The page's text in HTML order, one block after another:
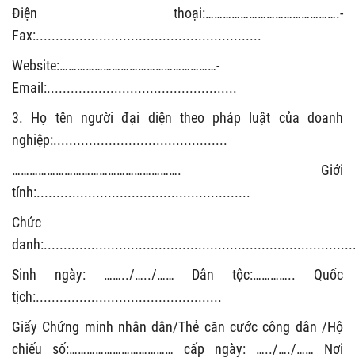
Điện thoại:……………………………………….-
Fax:.........................................................
Website:………………………………………………-
Email:................................................
3. Họ tên người đại diện theo pháp luật của doanh
nghiệp:............................................
…………………………………………………. Giới
tính:......................................................
Chức
danh:
Sinh ngày: ……../…../…… Dân tộc:………….. Quốc
tịch:...............................................
Giấy Chứng minh nhân dân/Thẻ căn cước công dân /Hộ
chiếu
số:……………………………… cấp ngày: …../…./…… Nơi